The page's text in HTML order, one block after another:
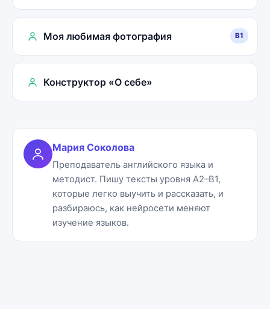
Моя любимая фотография B1
Конструктор «О себе»
Мария Соколова
Преподаватель английского языка и
методист. Пишу тексты уровня A2–B1,
которые легко выучить и рассказать, и
разбираюсь, как нейросети меняют
изучение языков.